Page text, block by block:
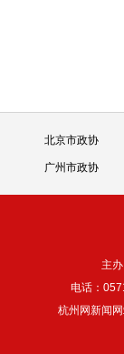
北京市政协
广州市政协
主
电话：
杭州网新闻